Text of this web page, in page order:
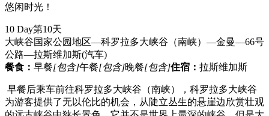
悠闲时光！
10 Day第10天
大峡谷国家公园地区—科罗拉多大峡谷（南峡）—金曼—66号
公路—拉斯维加斯(汽车)
餐食： 早餐[包含]午餐[包含]晚餐[包含]住宿： 拉斯维加斯
早餐后乘车前往科罗拉多大峡谷（南峡），科罗拉多大峡谷
为游客提供了无以伦比的机会，从陡立丛生的悬崖边欣赏壮观